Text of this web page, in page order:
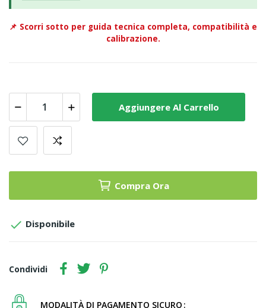
📌 Scorri sotto per guida tecnica completa, compatibilità e
calibrazione.
Aggiungere Al Carrello
Compra Ora
 Disponibile
Condividi
MODALITÀ DI PAGAMENTO SICURO